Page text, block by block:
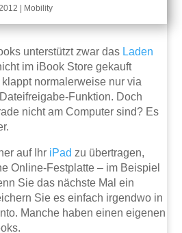
Mobility
unterstützt zwar das Laden
im iBook Store gekauft
normalerweise nur via
Funktion. Doch
nicht am Computer sind? Es
auf Ihr iPad zu übertragen,
Online-Festplatte – im Beispiel
Sie das nächste Mal ein
Sie es einfach irgendwo in
Manche haben einen eigenen